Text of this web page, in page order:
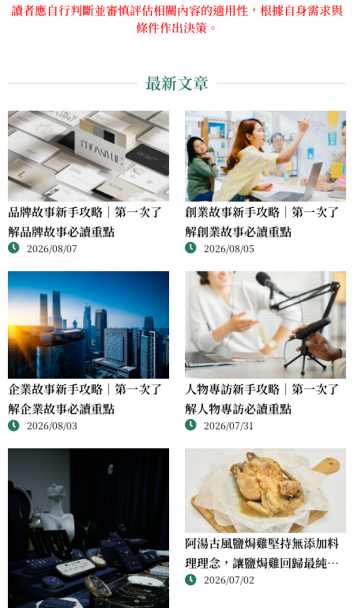
讀者應自行判斷並審慎評估相關內容的適用性，根據自身需求與
條件作出決策。
最新文章
品牌故事新手攻略｜第一次了
解品牌故事必讀重點
2026/08/07
創業故事新手攻略｜第一次了
解創業故事必讀重點
2026/08/05
企業故事新手攻略｜第一次了
解企業故事必讀重點
2026/08/03
人物專訪新手攻略｜第一次了
解人物專訪必讀重點
2026/07/31
阿湯古風鹽焗雞堅持無添加料
理理念，讓鹽焗雞回歸最純粹
的風味2026/07/02